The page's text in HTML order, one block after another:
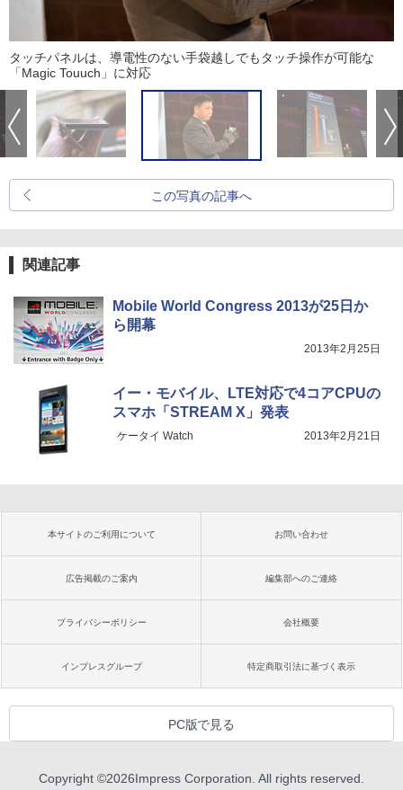
タッチパネルは、導電性のない手袋越しでもタッチ操作が可能な
「Magic Touuch」に対応
この写真の記事へ
関連記事
Mobile World Congress 2013が25日か
ら開幕
2013年2月25日
イー・モバイル、LTE対応で4コアCPUの
スマホ「STREAM X」発表
ケータイ Watch 2013年2月21日
本サイトのご利用について お問い合わせ
広告掲載のご案内 編集部へのご連絡
プライバシーポリシー 会社概要
インプレスグループ 特定商取引法に基づく表示
PC版で見る
Copyright ©2026Impress Corporation. All rights reserved.